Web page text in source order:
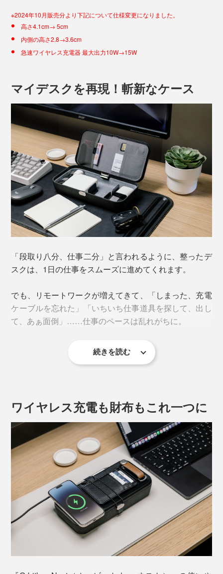
※2024年10月販売分より下記について仕様変更になりました。
高さ4.1cm→ 5cm
内側の高さ2.8→3.6cm
急速ワイヤレス充電器 最大出力10W→15W
マイデスクを再現！斬新なケース
「段取り八分、仕事二分」と言われるように、整ったデ
スクは、1日の仕事をスムーズに進めてくれます。
でも、リモートワークが増えてきて、「しまった、充電
ケーブルを忘れた」「いちいち仕事道具を探して、出し
て、あぁ面倒」……仕事のペースは乱れがちに。
『Orbitkey Nest（オービットキー ネスト）』が解決！
リモートワーク先のカフェでも、移動中の新幹線でも、
家のダイニングテーブルでも、一瞬で、「いつものマイ
デスク」を再現。
続きを読む
ワイヤレス充電も財布もこれ一つに